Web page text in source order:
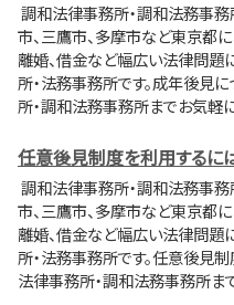
調和法律事務所・調和法務事務
市、三鷹市、多摩市など東京都
離婚、借金など幅広い法律問題
所・法務事務所です。成年後見
所・調和法務事務所までお気軽
任意後見制度を利用するに
調和法律事務所・調和法務事務
市、三鷹市、多摩市など東京都
離婚、借金など幅広い法律問題
所・法務事務所です。任意後見
法律事務所・調和法務事務所ま